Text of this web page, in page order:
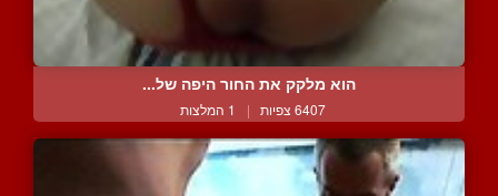
הוא מלקק את החור היפה של...
6407 צפיות | 1 המלצות